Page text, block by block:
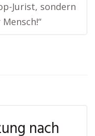
Jurist, sondern
nach